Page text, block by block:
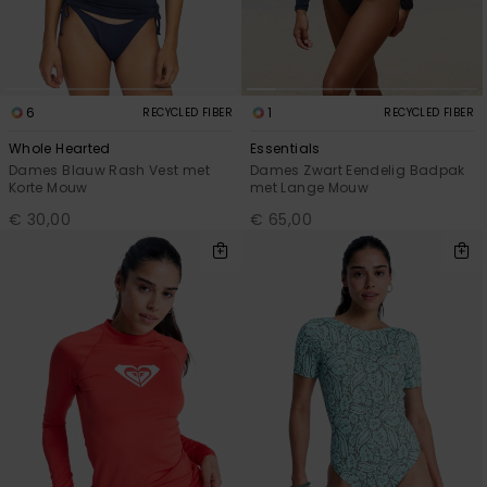
6 RECYCLED FIBER
Whole Hearted
Dames Blauw Rash Vest met
Korte Mouw
€ 30,00
1 RECYCLED FIBER
Essentials
Dames Zwart Eendelig Badpak
met Lange Mouw
€ 65,00